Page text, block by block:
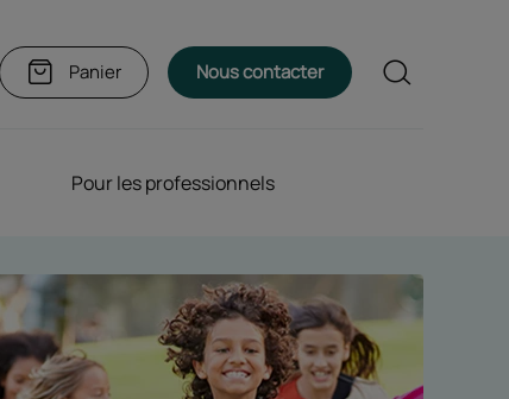
Panier Nous contacter Rechercher
Pour les professionnels